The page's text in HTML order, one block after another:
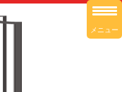
メニュー